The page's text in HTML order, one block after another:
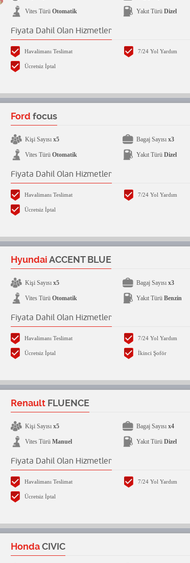
Vites Türü Otomatik Yakıt Türü Dizel
Fiyata Dahil Olan Hizmetler
Havalimanı Teslimat 7/24 Yol Yardım
Ücretsiz İptal
Ford focus
Kişi Sayısı x5 Bagaj Sayısı x3
Vites Türü Otomatik Yakıt Türü Dizel
Fiyata Dahil Olan Hizmetler
Havalimanı Teslimat 7/24 Yol Yardım
Ücretsiz İptal
HyundaiACCENT BLUE
Kişi Sayısı x5 Bagaj Sayısı x3
Vites Türü Otomatik Yakıt Türü Benzin
Fiyata Dahil Olan Hizmetler
Havalimanı Teslimat 7/24 Yol Yardım
Ücretsiz İptal İkinci Şoför
Renault FLUENCE
Kişi Sayısı x5 Bagaj Sayısı x4
Vites Türü Manuel Yakıt Türü Dizel
Fiyata Dahil Olan Hizmetler
Havalimanı Teslimat 7/24 Yol Yardım
Ücretsiz İptal
HondaCIVIC